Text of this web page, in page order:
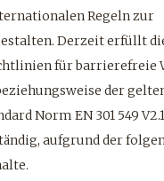
Regeln zur
Derzeit erfüllt
für barrierefreie
der
Norm EN 301 549
aufgrund der